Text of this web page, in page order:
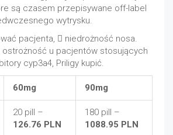
są czasem przepisywane off-label
wytrysku.
pacjenta,  niedrożność nosa.
ostrożność u pacjentów stosujących
cyp3a4, Priligy kupić.
60mg 90mg
20 pill –
126.76 PLN
180 pill –
1088.95 PLN